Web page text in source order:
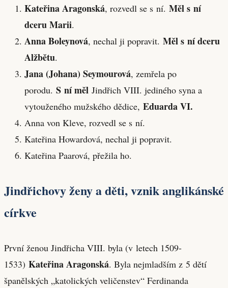
Kateřina Aragonská, rozvedl se s ní. Měl s ní
dceru Marii.
Anna Boleynová, nechal ji popravit. Měl s ní dceru
Alžbětu.
Jana (Johana) Seymourová, zemřela po
porodu. S ní měl Jindřich VIII. jediného syna a
vytouženého mužského dědice, Eduarda VI.
Anna von Kleve, rozvedl se s ní.
Kateřina Howardová, nechal ji popravit.
Kateřina Paarová, přežila ho.
Jindřichovy ženy a děti, vznik anglikánské
církve
První ženou Jindřicha VIII. byla (v letech 1509-
1533) Kateřina Aragonská. Byla nejmladším z 5 dětí
španělských „katolických veličenstev“ Ferdinanda